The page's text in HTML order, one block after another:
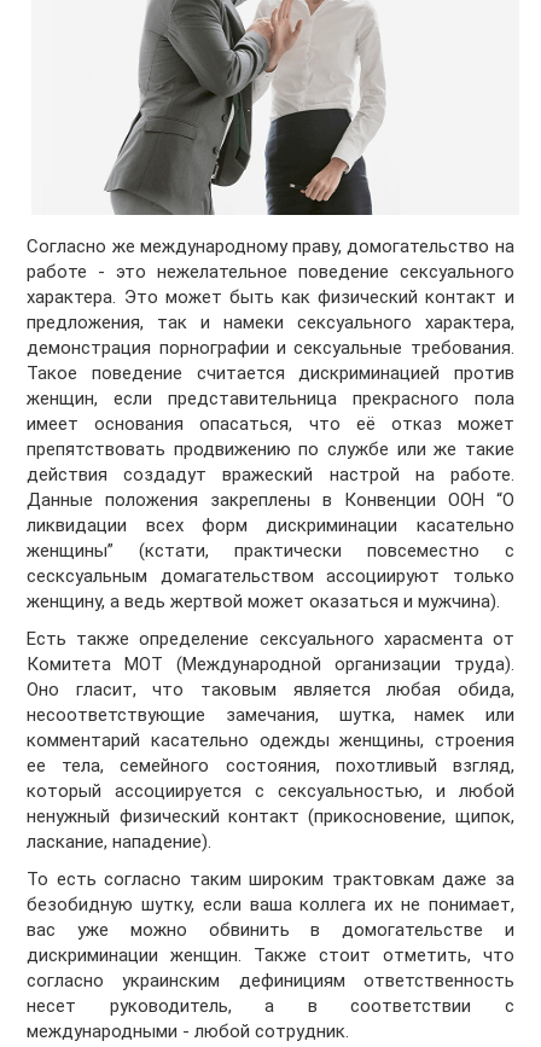
Согласно же международному праву, домогательство на
работе - это нежелательное поведение сексуального
характера. Это может быть как физический контакт и
предложения, так и намеки сексуального характера,
демонстрация порнографии и сексуальные требования.
Такое поведение считается дискриминацией против
женщин, если представительница прекрасного пола
имеет основания опасаться, что её отказ может
препятствовать продвижению по службе или же такие
действия создадут вражеский настрой на работе.
Данные положения закреплены в Конвенции ООН “О
ликвидации всех форм дискриминации касательно
женщины” (кстати, практически повсеместно с
сесксуальным домагательством ассоциируют только
женщину, а ведь жертвой может оказаться и мужчина).
Есть также определение сексуального харасмента от
Комитета МОТ (Международной организации труда).
Оно гласит, что таковым является любая обида,
несоответствующие замечания, шутка, намек или
комментарий касательно одежды женщины, строения
ее тела, семейного состояния, похотливый взгляд,
который ассоциируется с сексуальностью, и любой
ненужный физический контакт (прикосновение, щипок,
ласкание, нападение).
То есть согласно таким широким трактовкам даже за
безобидную шутку, если ваша коллега их не понимает,
вас уже можно обвинить в домогательстве и
дискриминации женщин. Также стоит отметить, что
согласно украинским дефинициям ответственность
несет руководитель, а в соответствии с
международными - любой сотрудник.